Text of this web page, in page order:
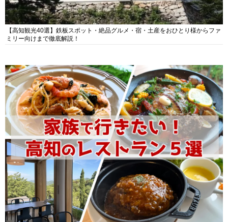
【高知観光40選】鉄板スポット・絶品グルメ・宿・土産をおひとり様からファ
ミリー向けまで徹底解説！